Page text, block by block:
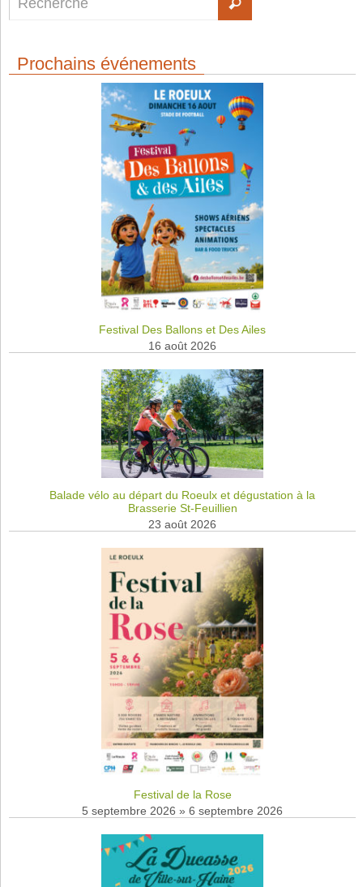
Prochains événements
Festival Des Ballons et Des Ailes
16 août 2026
Balade vélo au départ du Roeulx et dégustation à la
Brasserie St-Feuillien
23 août 2026
Festival de la Rose
5 septembre 2026 » 6 septembre 2026